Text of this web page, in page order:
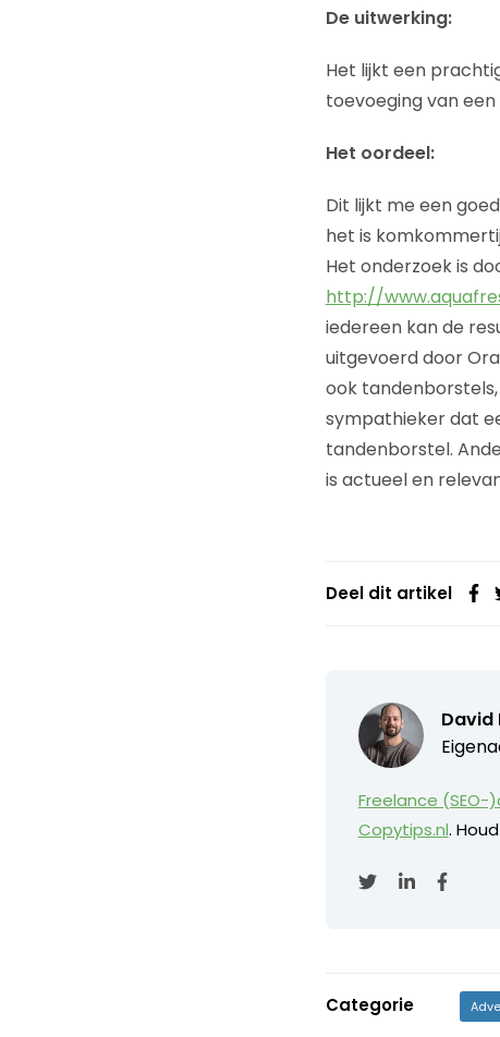
De uitwerking:
Het lijkt een
toevoeging van
Het oordeel:
Dit lijkt me een
het is
Het onderzoek is
http://
iedereen kan de
uitgevoerd door
ook
sympathieker dat
tandenborstel.
is actueel en
Deel dit artikel
David
Freelance (SEO-
Copytips.nl.
Categorie